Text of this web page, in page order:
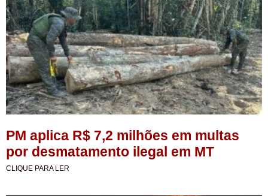
PM aplica R$ 7,2 milhões em multas
por desmatamento ilegal em MT
CLIQUE PARA LER